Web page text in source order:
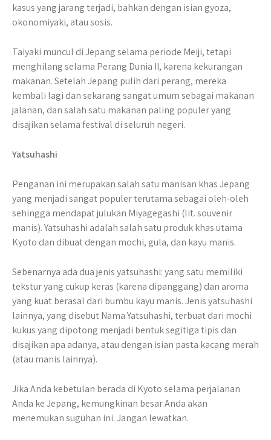
kasus yang jarang terjadi, bahkan dengan isian gyoza,
okonomiyaki, atau sosis.
Taiyaki muncul di Jepang selama periode Meiji, tetapi
menghilang selama Perang Dunia II, karena kekurangan
makanan. Setelah Jepang pulih dari perang, mereka
kembali lagi dan sekarang sangat umum sebagai makanan
jalanan, dan salah satu makanan paling populer yang
disajikan selama festival di seluruh negeri.
Yatsuhashi
Penganan ini merupakan salah satu manisan khas Jepang
yang menjadi sangat populer terutama sebagai oleh-oleh
sehingga mendapat julukan Miyagegashi (lit. souvenir
manis). Yatsuhashi adalah salah satu produk khas utama
Kyoto dan dibuat dengan mochi, gula, dan kayu manis.
Sebenarnya ada dua jenis yatsuhashi: yang satu memiliki
tekstur yang cukup keras (karena dipanggang) dan aroma
yang kuat berasal dari bumbu kayu manis. Jenis yatsuhashi
lainnya, yang disebut Nama Yatsuhashi, terbuat dari mochi
kukus yang dipotong menjadi bentuk segitiga tipis dan
disajikan apa adanya, atau dengan isian pasta kacang merah
(atau manis lainnya).
Jika Anda kebetulan berada di Kyoto selama perjalanan
Anda ke Jepang, kemungkinan besar Anda akan
menemukan suguhan ini. Jangan lewatkan.